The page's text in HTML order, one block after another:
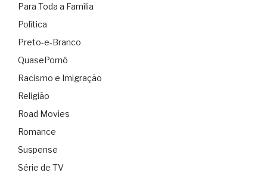
Para Toda a Família
Política
Preto-e-Branco
QuasePornô
Racismo e Imigração
Religião
Road Movies
Romance
Suspense
Série de TV